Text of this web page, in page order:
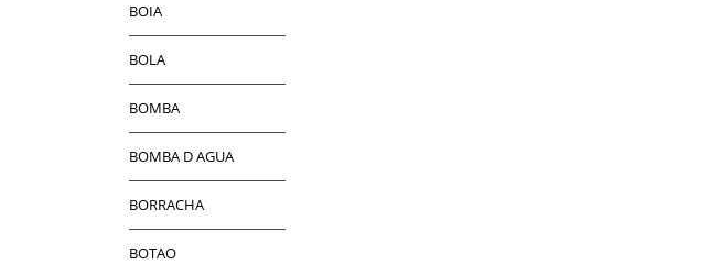
BOIA
BOLA
BOMBA
BOMBA D AGUA
BORRACHA
BOTAO